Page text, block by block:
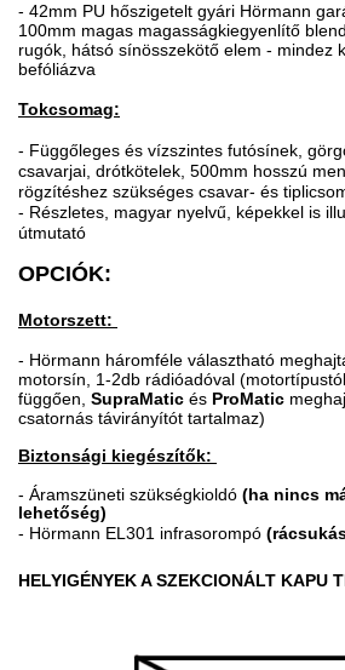
- 42mm PU hőszigetelt gyári Hörmann
100mm magas magasságkiegyenlítő
rugók, hátsó sínösszekötő elem - mindez
befóliázva
Tokcsomag:
- Függőleges és vízszintes futósínek,
csavarjai, drótkötelek, 500mm hosszú
rögzítéshez szükséges csavar- és
- Részletes, magyar nyelvű, képekkel is
útmutató
OPCIÓK:
Motorszett:
- Hörmann háromféle választható
motorsín, 1-2db rádióadóval (motortípustól
függően, SupraMatic és ProMatic
csatornás távirányítót tartalmaz)
Biztonsági kiegészítők:
- Áramszüneti szükségkioldó (ha nincs
lehetőség)
- Hörmann EL301 infrasorompó
HELYIGÉNYEK A SZEKCIONÁLT KAPU